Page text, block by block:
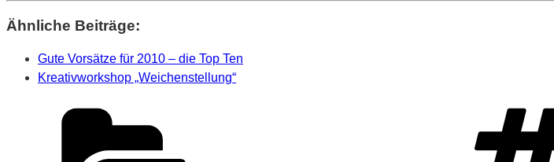
Ähnliche Beiträge:
Gute Vorsätze für 2010 – die Top Ten
Kreativworkshop „Weichenstellung“